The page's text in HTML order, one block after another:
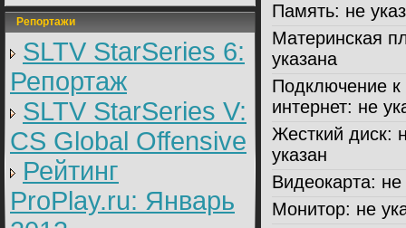
Репортажи
SLTV StarSeries 6:
Репортаж
SLTV StarSeries V:
CS Global Offensive
Рейтинг
ProPlay.ru: Январь
Память: не
Материнская
указана
Подключение к
интернет: не
Жесткий диск:
указан
Видеокарта: не
Монитор: не